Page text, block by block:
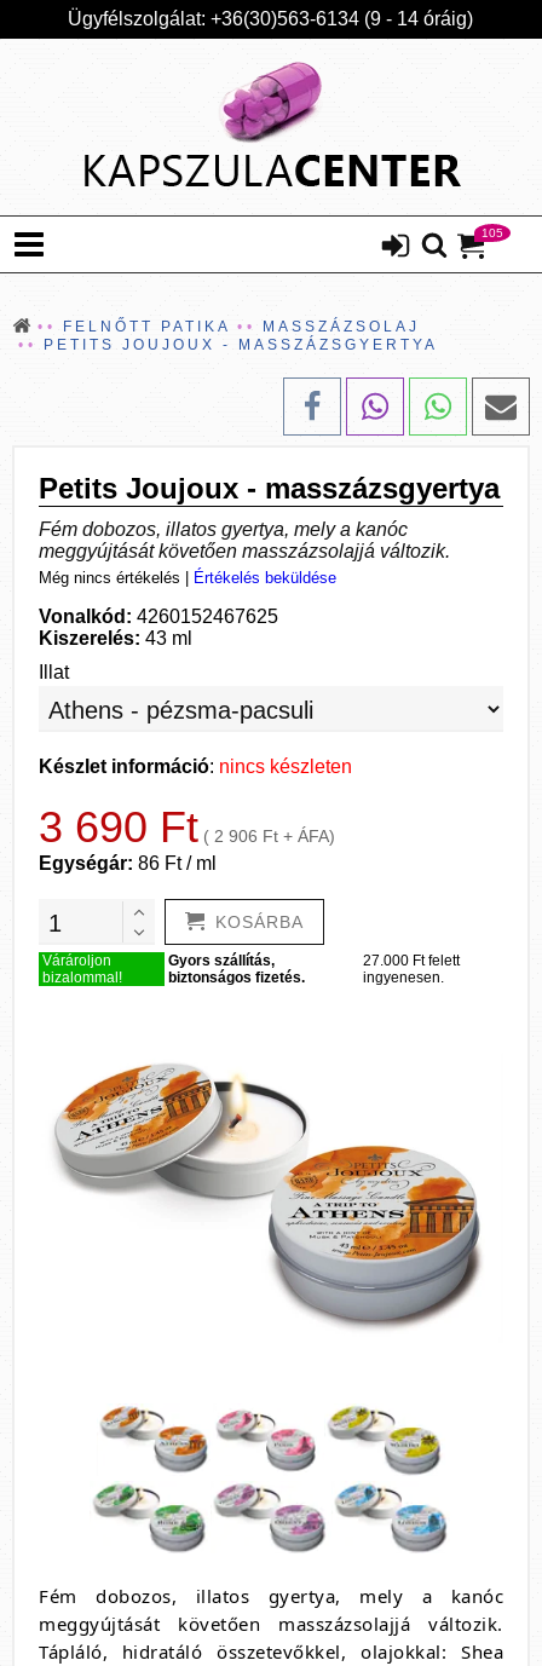
Ügyfélszolgálat: +36(30)563-6134 (9 - 14 óráig)
105
FELNŐTT PATIKA
MASSZÁZSOLAJ
PETITS JOUJOUX - MASSZÁZSGYERTYA
Petits Joujoux - masszázsgyertya
Fém dobozos, illatos gyertya, mely a kanóc
meggyújtását követően masszázsolajjá változik.
Még nincs értékelés Értékelés beküldése
Vonalkód: 4260152467625
Kiszerelés: 43 ml
Illat
Készlet információ: nincs készleten
3 690 Ft ( 2 906 Ft + ÁFA)
Egységár: 86 Ft / ml
KOSÁRBA
Várároljon
bizalommal!
Gyors szállítás,
biztonságos fizetés.
27.000 Ft felett
ingyenesen.
Fém dobozos, illatos gyertya, mely a kanóc
meggyújtását követően masszázsolajjá változik.
Tápláló, hidratáló összetevőkkel, olajokkal: Shea